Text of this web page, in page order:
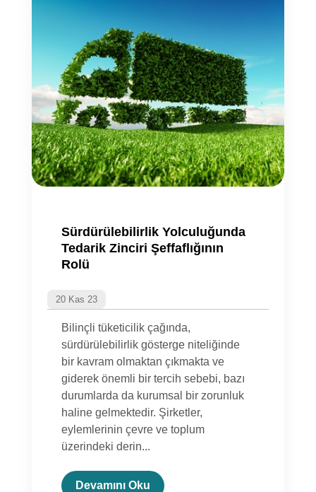
Sürdürülebilirlik Yolculuğunda
Tedarik Zinciri Şeffaflığının
Rolü
20 Kas 23
Bilinçli tüketicilik çağında,
sürdürülebilirlik gösterge niteliğinde
bir kavram olmaktan çıkmakta ve
giderek önemli bir tercih sebebi, bazı
durumlarda da kurumsal bir zorunluk
haline gelmektedir. Şirketler,
eylemlerinin çevre ve toplum
üzerindeki derin...
Devamını Oku